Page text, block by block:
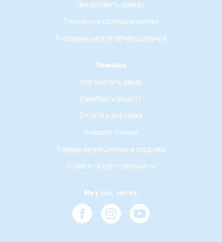
Предложить аренду
Рекламное сотруднечество
Информация для обнародования
Помощь
Как зделать заказ
Разобрать рецепт
Оплата и доставка
Возврат товара
Товары запрещенные к продаже
Отказ от ответственности
Ми у соц. сетях: